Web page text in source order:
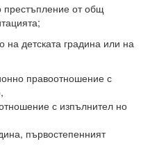
от общ
детската градина или на
правоотношение с
с изпълнител но
първостепенният